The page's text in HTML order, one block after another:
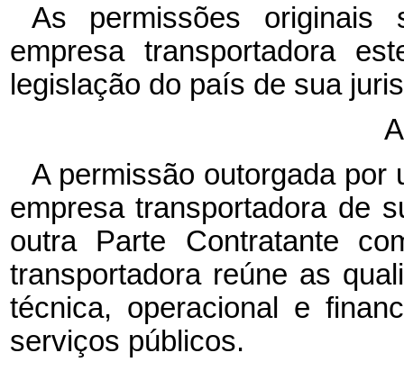
As permissões originais
empresa transportadora
legislação do país de sua
A permissão outorgada por
empresa transportadora de
outra Parte Contratante
transportadora reúne as
técnica, operacional e
serviços públicos.